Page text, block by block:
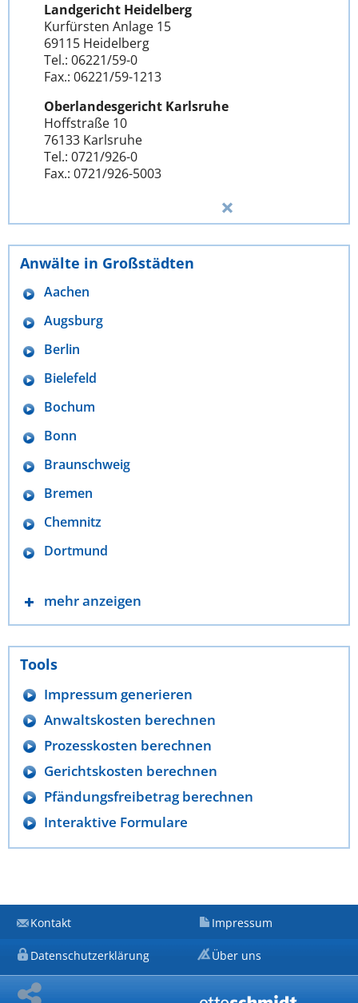
Landgericht Heidelberg
Kurfürsten Anlage 15
69115 Heidelberg
Tel.: 06221/59-0
Fax.: 06221/59-1213
Oberlandesgericht Karlsruhe
Hoffstraße 10
76133 Karlsruhe
Tel.: 0721/926-0
Fax.: 0721/926-5003
Anwälte in Großstädten
Aachen
Augsburg
Berlin
Bielefeld
Bochum
Bonn
Braunschweig
Bremen
Chemnitz
Dortmund
mehr anzeigen
Tools
Impressum generieren
Anwaltskosten berechnen
Prozesskosten berechnen
Gerichtskosten berechnen
Pfändungsfreibetrag berechnen
Interaktive Formulare
Kontakt Impressum
Datenschutzerklärung Über uns